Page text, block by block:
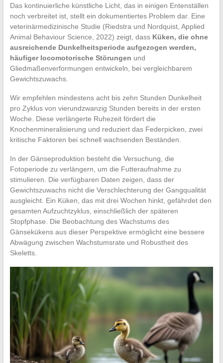
Das kontinuierliche künstliche Licht, das in einigen Entenställen
noch verbreitet ist, stellt ein dokumentiertes Problem dar. Eine
veterinärmedizinische Studie (Riedstra und Nordquist, Applied
Animal Behaviour Science, 2022) zeigt, dass Küken, die ohne
ausreichende Dunkelheitsperiode aufgezogen werden,
häufiger locomotorische Störungen und
Gliedmaßenverformungen entwickeln, bei vergleichbarem
Gewichtszuwachs.
Wir empfehlen mindestens acht bis zehn Stunden Dunkelheit
pro Zyklus von vierundzwanzig Stunden bereits in der ersten
Woche. Diese verlängerte Ruhezeit fördert die
Knochenmineralisierung und reduziert das Federpicken, zwei
kritische Faktoren bei schnell wachsenden Beständen.
In der Gänseproduktion besteht die Versuchung, die
Fotoperiode zu verlängern, um die Futteraufnahme zu
stimulieren. Die verfügbaren Daten zeigen, dass der
Gewichtszuwachs nicht die Verschlechterung der Gangqualität
ausgleicht. Ein Küken, das mit drei Wochen hinkt, gefährdet den
gesamten Aufzuchtzyklus, einschließlich der späteren
Stopfphase. Die Beobachtung des Wachstums des
Gänsekükens aus dieser Perspektive ermöglicht eine bessere
Abwägung zwischen Wachstumsrate und Robustheit des
Skeletts.